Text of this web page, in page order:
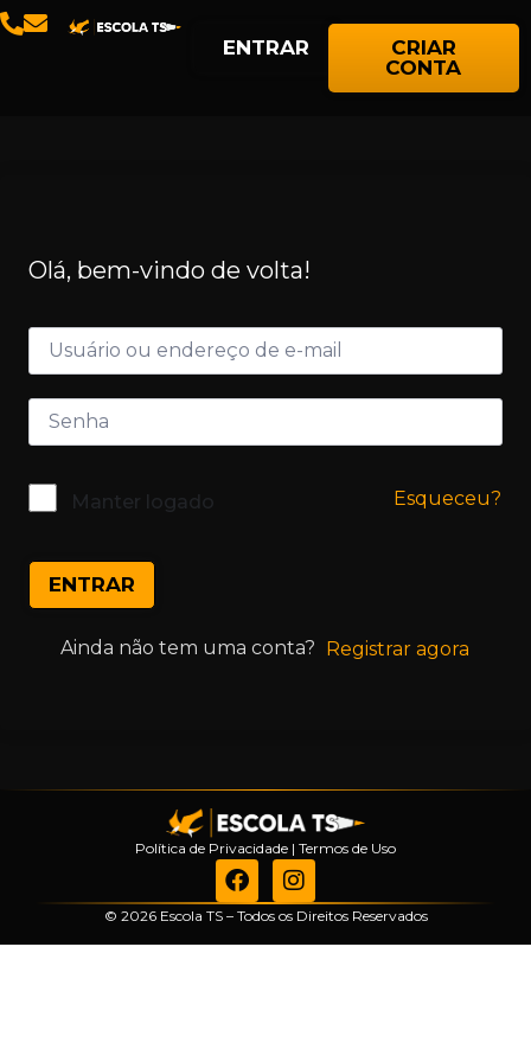
ENTRAR
CRIAR
CONTA
Olá, bem-vindo de volta!
Manter logado Esqueceu?
ENTRAR
Ainda não tem uma conta? Registrar agora
Política de Privacidade | Termos de Uso
© 2026 Escola TS – Todos os Direitos Reservados